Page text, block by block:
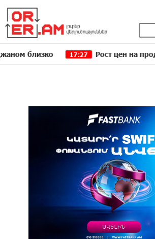
17:27 Рост цен на продукты в